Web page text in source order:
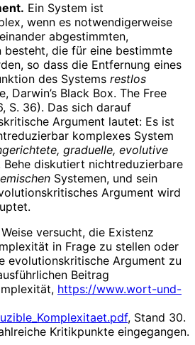
Ein System ist
wenn es notwendigerweise
abgestimmten,
besteht, die für eine bestimmte
so dass die Entfernung eines
des Systems restlos
Darwin’s Black Box. The Free
S. 36). Das sich darauf
Argument lautet: Es ist
komplexes System
graduelle, evolutive
Behe diskutiert nichtreduzierbare
Systemen, und sein
Argument wird
versucht, die Existenz
in Frage zu stellen oder
evolutionskritische Argument zu
Beitrag
https://www.wort-und-
, Stand 30.
Kritikpunkte eingegangen.